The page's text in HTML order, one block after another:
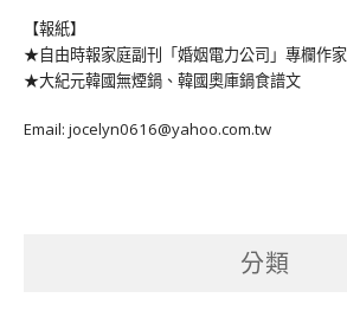
【報紙】
★自由時報家庭副刊「婚姻電力公司」專欄作家
★大紀元韓國無煙鍋、韓國奧庫鍋食譜文
Email: jocelyn0616@yahoo.com.tw
分類